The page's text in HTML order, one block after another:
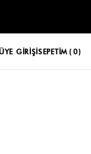
ÜYE GIRIŞISEPETIM 0